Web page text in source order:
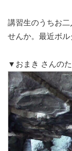
講習生のうちお二
せんか。最近ボル
▼おまき さんの